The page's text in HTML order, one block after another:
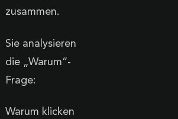
zusammen.
Sie analysieren
die „Warum“-
Frage:
Warum klicken